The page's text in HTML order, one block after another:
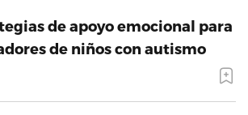
de apoyo emocional para
de niños con autismo